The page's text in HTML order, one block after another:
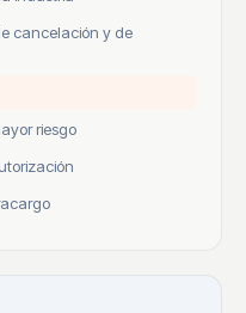
cancelación y de
riesgo